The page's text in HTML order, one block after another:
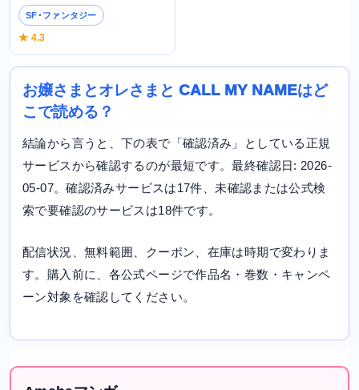
SF･ファンタジー
★ 4.3
お嬢さまとオレさまと CALL MY NAMEはど
こで読める？
結論から言うと、下の表で「確認済み」としている正規
サービスから確認するのが最短です。最終確認日: 2026-
05-07。確認済みサービスは17件、未確認または公式検
索で要確認のサービスは18件です。
配信状況、無料範囲、クーポン、在庫は時期で変わりま
す。購入前に、各公式ページで作品名・巻数・キャンペ
ーン対象を確認してください。